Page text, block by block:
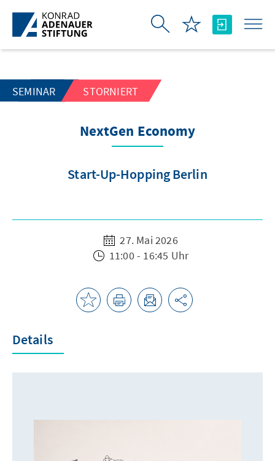
Zum Hauptinhalt springen
SEMINAR STORNIERT
NextGen Economy
Start-Up-Hopping Berlin
27. Mai 2026
11:00 - 16:45 Uhr
Details